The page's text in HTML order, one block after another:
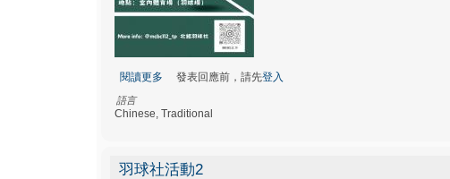
閱讀更多 關於羽球社活動3
發表回應前，請先登入
語言
Chinese, Traditional
羽球社活動2